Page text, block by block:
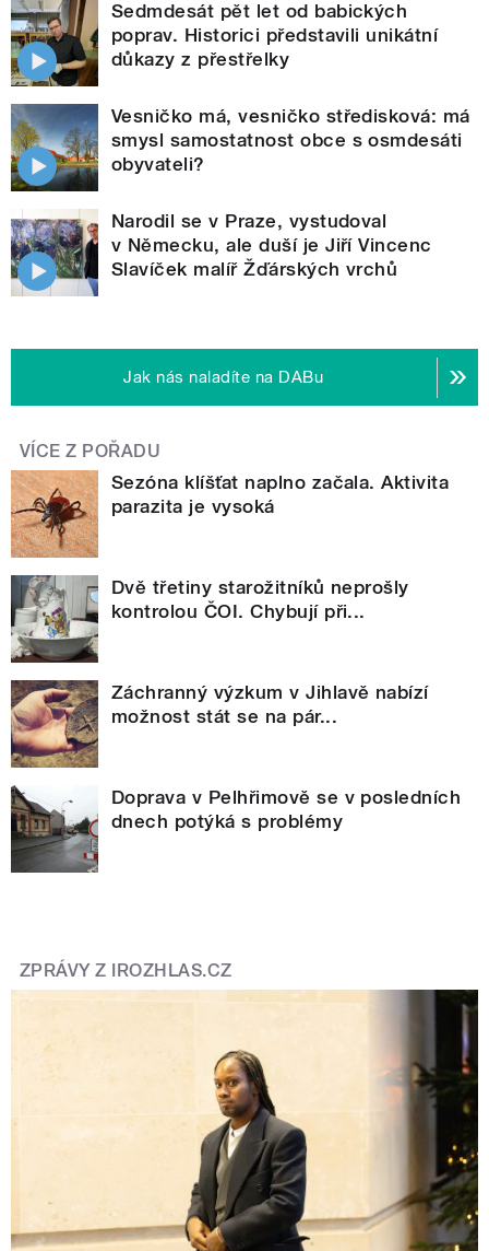
Sedmdesát pět let od babických
poprav. Historici představili unikátní
důkazy z přestřelky
Vesničko má, vesničko středisková: má
smysl samostatnost obce s osmdesáti
obyvateli?
Narodil se v Praze, vystudoval
v Německu, ale duší je Jiří Vincenc
Slavíček malíř Žďárských vrchů
Jak nás naladíte na DABu
VÍCE Z POŘADU
Sezóna klíšťat naplno začala. Aktivita
parazita je vysoká
Dvě třetiny starožitníků neprošly
kontrolou ČOI. Chybují při...
Záchranný výzkum v Jihlavě nabízí
možnost stát se na pár...
Doprava v Pelhřimově se v posledních
dnech potýká s problémy
ZPRÁVY Z IROZHLAS.CZ